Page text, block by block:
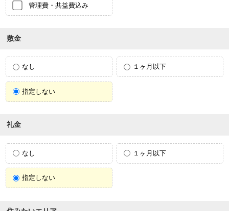
管理費・共益費込み
敷金
なし １ヶ月以下
指定しない
礼金
なし １ヶ月以下
指定しない